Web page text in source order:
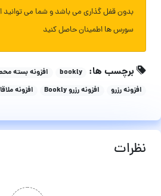
بدون قفل گذاری می باشد و شما می
سورس ها اطمینان حاصل کنید
برچسب ها: bookly
افزونه بسته
افزونه رزرو
افزونه رزرو Bookly افزونه
نظرات